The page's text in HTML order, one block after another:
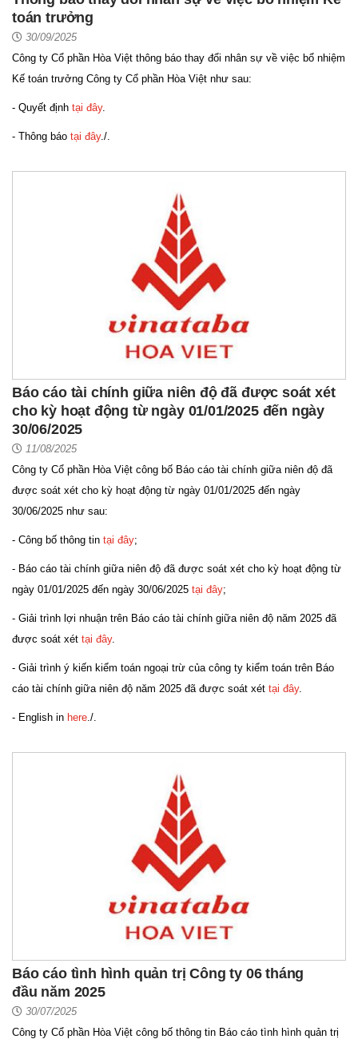
toán trưởng
30/09/2025
Công ty Cổ phần Hòa Việt thông báo thay đổi nhân sự về việc bổ nhiệm
Kế toán trưởng Công ty Cổ phần Hòa Việt như sau:
- Quyết định tại đây.
- Thông báo tại đây./.
Báo cáo tài chính giữa niên độ đã được soát xét
cho kỳ hoạt động từ ngày 01/01/2025 đến ngày
30/06/2025
11/08/2025
Công ty Cổ phần Hòa Việt công bố Báo cáo tài chính giữa niên độ đã
được soát xét cho kỳ hoạt động từ ngày 01/01/2025 đến ngày
30/06/2025 như sau:
- Công bố thông tin tại đây;
- Báo cáo tài chính giữa niên độ đã được soát xét cho kỳ hoạt động từ
ngày 01/01/2025 đến ngày 30/06/2025 tại đây;
- Giải trình lợi nhuận trên Báo cáo tài chính giữa niên độ năm 2025 đã
được soát xét tại đây.
- Giải trình ý kiến kiểm toán ngoại trừ của công ty kiểm toán trên Báo
cáo tài chính giữa niên độ năm 2025 đã được soát xét tại đây.
- English in here ./.
Báo cáo tình hình quản trị Công ty 06 tháng
đầu năm 2025
30/07/2025
Công ty Cổ phần Hòa Việt công bố thông tin Báo cáo tình hình quản trị